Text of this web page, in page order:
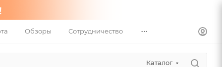
Обзоры Сотрудничество ...
Каталог